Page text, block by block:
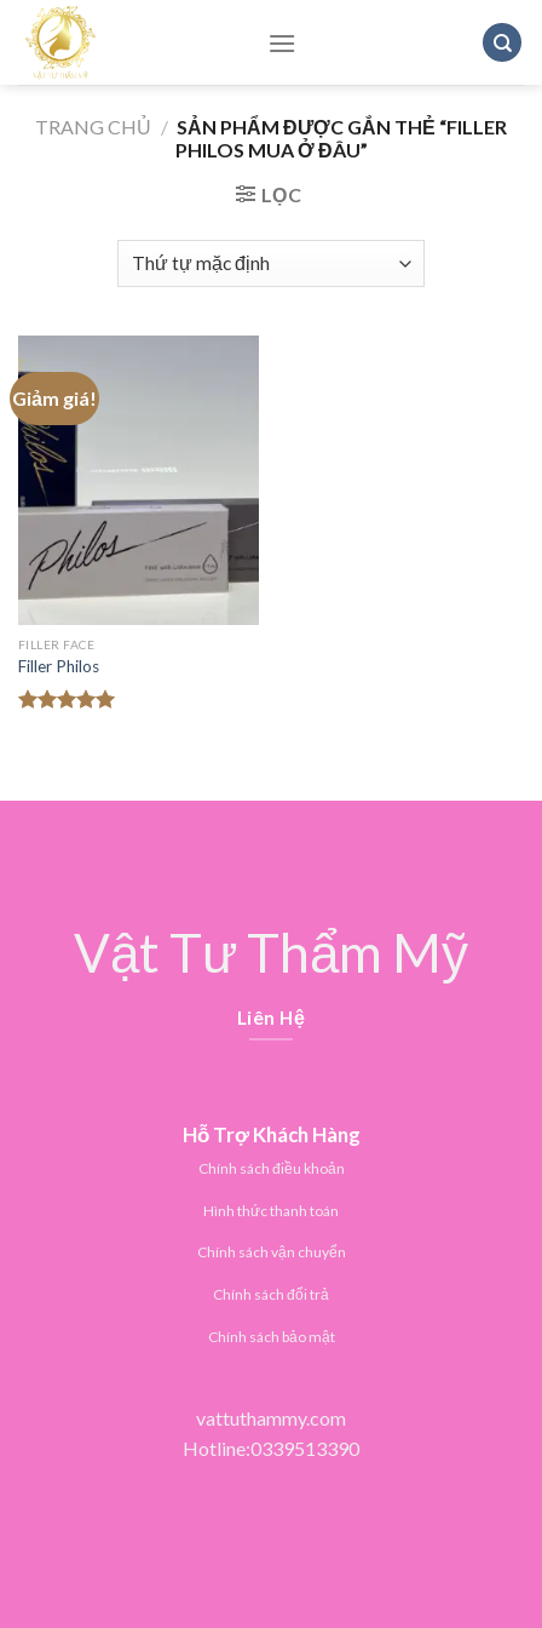
content
TRANG CHỦ / SẢN PHẨM ĐƯỢC GẮN THẺ “FILLER
PHILOS MUA Ở ĐÂU”
LỌC
Giảm giá!
FILLER FACE
Filler Philos
Vật Tư Thẩm Mỹ
Liên Hệ
Hỗ Trợ Khách Hàng
Chính sách điều khoản
Hình thức thanh toán
Chính sách vận chuyển
Chính sách đổi trả
Chính sách bảo mật
vattuthammy.com
Hotline:0339513390